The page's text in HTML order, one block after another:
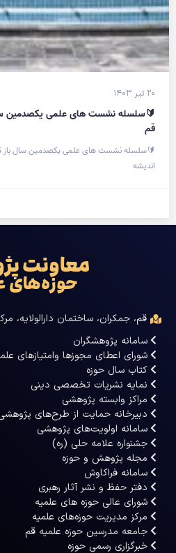
۲۰ تیر ۱۴۰۳
🔰سلسله نشست های علمی یکصدمین
قم
اندیشه
معاونت
حوزه‌های
قم، جمکران، ساختمان دارالولایه،
سامانه پژوهشگران
شورای اعطای مجوزها وامتیازهای
کتاب سال حوزه
نمایه نشریات تخصصی دینی
مراکز وابسته پژوهشی
دبیرخانه حمایت از طرح‌های
سامانه اولویت‌های پژوهشی
جشنواره علامه حلی (ره)
مجله پژوهش و حوزه
سامانه فراکاوش
دفتر حفظ و نشر آثار رهبری
شورای عالی حوزه های علمیه
مرکز مدیریت حوزه‌های علمیه
جامعه مدرسین حوزه علمیه قم
خبرگزاری رسمی حوزه